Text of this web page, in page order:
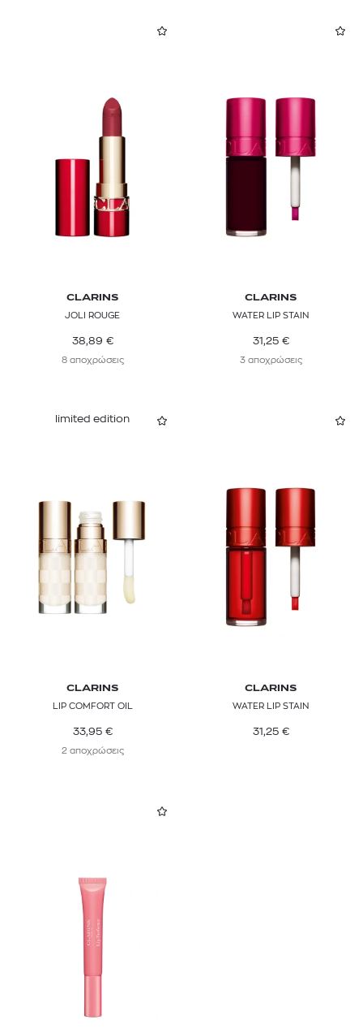
CLARINS
JOLI ROUGE
38,89 €
8 αποχρώσεις
CLARINS
WATER LIP STAIN
31,25 €
3 αποχρώσεις
limited edition
CLARINS
LIP COMFORT OIL
33,95 €
2 αποχρώσεις
CLARINS
WATER LIP STAIN
31,25 €